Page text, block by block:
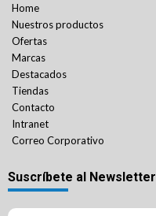
Home
Nuestros productos
Ofertas
Marcas
Destacados
Tiendas
Contacto
Intranet
Correo Corporativo
Suscríbete al Newsletter